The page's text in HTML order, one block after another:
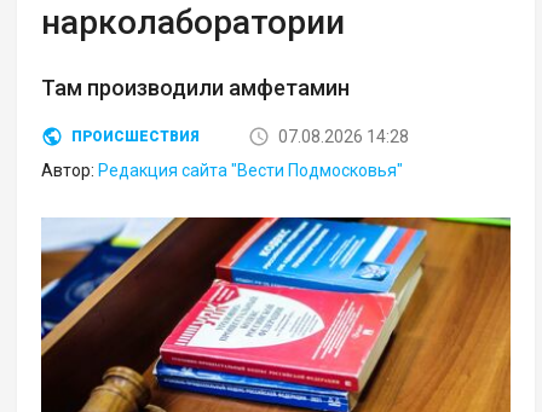
нарколаборатории
Там производили амфетамин
ПРОИСШЕСТВИЯ
07.08.2026 14:28
Автор: Редакция сайта "Вести Подмосковья"